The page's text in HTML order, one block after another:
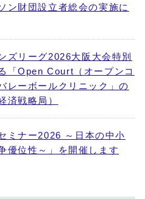
ン財団設立者総会の実施に
ズリーグ2026大阪大会特別
「Open Court（オープンコ
レーボールクリニック」の
済戦略局）
ミナー2026 ～日本の中小
優位性～」を開催します